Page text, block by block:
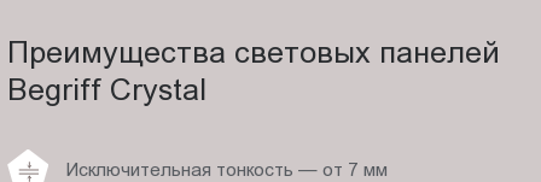
Преимущества световых панелей
Begriff Crystal
Исключительная тонкость — от 7 мм